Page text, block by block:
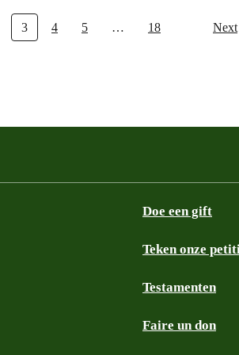
3 4 5 … 18 Next
Doe een gift
Teken onze
Testamenten
Faire un don